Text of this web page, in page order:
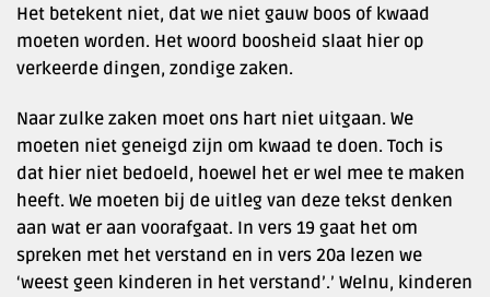
Het betekent niet, dat we niet gauw boos of kwaad
moeten worden. Het woord boosheid slaat hier op
verkeerde dingen, zondige zaken.
Naar zulke zaken moet ons hart niet uitgaan. We
moeten niet geneigd zijn om kwaad te doen. Toch is
dat hier niet bedoeld, hoewel het er wel mee te maken
heeft. We moeten bij de uitleg van deze tekst denken
aan wat er aan voorafgaat. In vers 19 gaat het om
spreken met het verstand en in vers 20a lezen we
‘weest geen kinderen in het verstand’.’ Welnu, kinderen